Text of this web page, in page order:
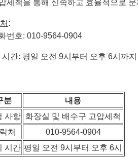
세척을 통해 신속하고 효율적으로
:
번호: 010-9564-0904
시간: 평일 오전 9시부터 오후 6시까지
분
내용
사항 화장실 및 배수구 고압세척
처
010-9564-0904
시간 평일 오전 9시부터 오후 6시